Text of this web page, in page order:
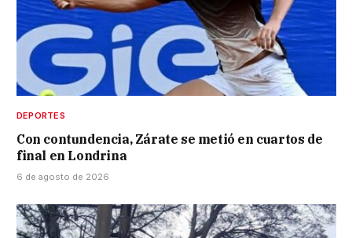
DEPORTES
Con contundencia, Zárate se metió en cuartos de
final en Londrina
6 de agosto de 2026